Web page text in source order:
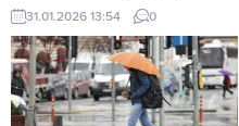
verilerine göre, Türkiye’nin ham
çelik üretimi 2025 yılında bir
önceki yıla göre yüzde 3,3 artarak
38,1 milyon ton oldu. Aralık
2025’te üretim, 2024’ün aynı
ayına kıyasla yüzde 18,5 artışla
31.01.2026 13:54 0